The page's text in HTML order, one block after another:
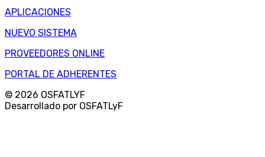
APLICACIONES
NUEVO SISTEMA
PROVEEDORES ONLINE
PORTAL DE ADHERENTES
© 2026 OSFATLYF
Desarrollado por OSFATLyF